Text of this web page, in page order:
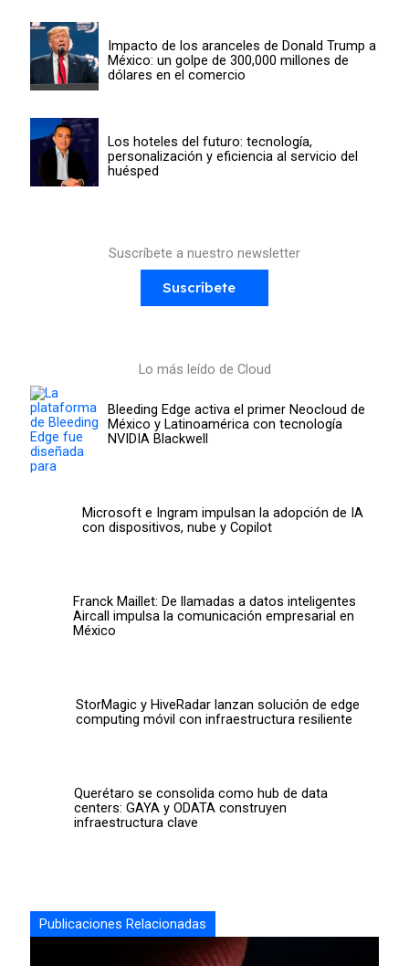
Impacto de los aranceles de Donald Trump a
México: un golpe de 300,000 millones de
dólares en el comercio
Los hoteles del futuro: tecnología,
personalización y eficiencia al servicio del
huésped
Suscríbete a nuestro newsletter
Suscríbete
Lo más leído de Cloud
Bleeding Edge activa el primer Neocloud de
México y Latinoamérica con tecnología
NVIDIA Blackwell
Microsoft e Ingram impulsan la adopción de IA
con dispositivos, nube y Copilot
Franck Maillet: De llamadas a datos inteligentes
Aircall impulsa la comunicación empresarial en
México
StorMagic y HiveRadar lanzan solución de edge
computing móvil con infraestructura resiliente
Querétaro se consolida como hub de data
centers: GAYA y ODATA construyen
infraestructura clave
Publicaciones Relacionadas